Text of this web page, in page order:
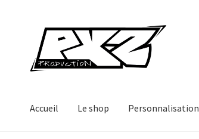
Aller
la
Aller
contenu
Accueil Le shop Personnalisation